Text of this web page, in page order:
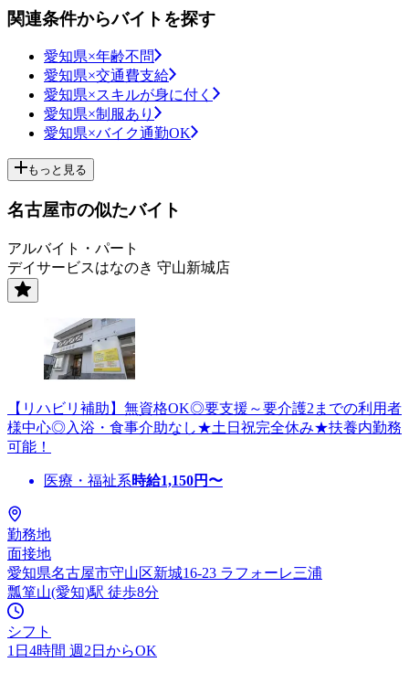
関連条件からバイトを探す
愛知県×年齢不問
愛知県×交通費支給
愛知県×スキルが身に付く
愛知県×制服あり
愛知県×バイク通勤OK
もっと見る
名古屋市の似たバイト
アルバイト・パート
デイサービスはなのき 守山新城店
【リハビリ補助】無資格OK◎要支援～要介護2までの利用者
様中心◎入浴・食事介助なし★土日祝完全休み★扶養内勤務
可能！
医療・福祉系時給1,150円〜
勤務地
面接地
愛知県名古屋市守山区新城16-23 ラフォーレ三浦
瓢箪山(愛知)駅 徒歩8分
シフト
1日4時間 週2日からOK